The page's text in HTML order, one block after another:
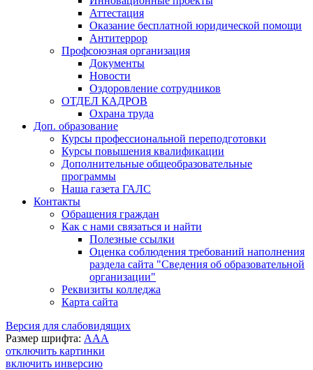
Аттестация
Оказание бесплатной юридической помощи
Антитеррор
Профсоюзная организация
Документы
Новости
Оздоровление сотрудников
ОТДЕЛ КАДРОВ
Охрана труда
Доп. образование
Курсы профессиональной переподготовки
Курсы повышения квалификации
Дополнительные общеобразовательные
программы
Наша газета ГАЛС
Контакты
Обращения граждан
Как с нами связаться и найти
Полезные ссылки
Оценка соблюдения требований наполнения
раздела сайта "Сведения об образовательной
организации"
Реквизиты колледжа
Карта сайта
Версия для слабовидящих
Размер шрифта: AAA
отключить картинки
включить инверсию